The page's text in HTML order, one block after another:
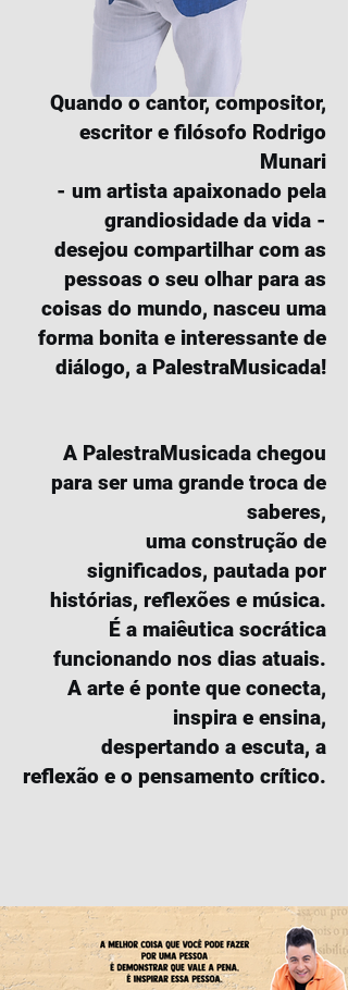
Quando o cantor, compositor,
escritor e filósofo Rodrigo
Munari
- um artista apaixonado pela
grandiosidade da vida -
desejou compartilhar com as
pessoas o seu olhar para as
coisas do mundo, nasceu uma
forma bonita e interessante de
diálogo, a PalestraMusicada!
A PalestraMusicada chegou
para ser uma grande troca de
saberes,
uma construção de
significados, pautada por
histórias, reflexões e música.
É a maiêutica socrática
funcionando nos dias atuais.
A arte é ponte que conecta,
inspira e ensina,
despertando a escuta, a
reflexão e o pensamento crítico.